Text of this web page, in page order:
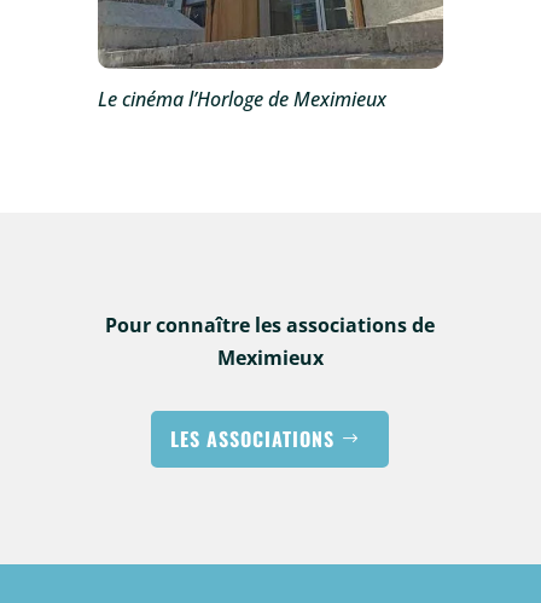
Le cinéma l’Horloge de Meximieux
Pour connaître les associations de
Meximieux
LES ASSOCIATIONS